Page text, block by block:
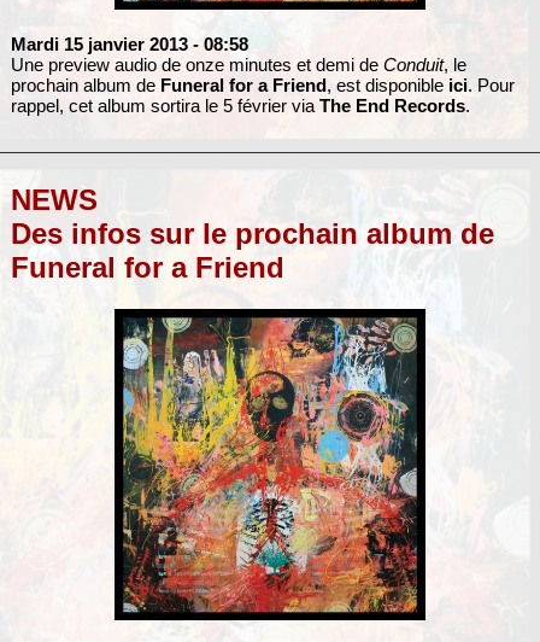
Mardi 15 janvier 2013 - 08:58
Une preview audio de onze minutes et demi de Conduit, le
prochain album de Funeral for a Friend, est disponible ici. Pour
rappel, cet album sortira le 5 février via The End Records.
NEWS
Des infos sur le prochain album de
Funeral for a Friend